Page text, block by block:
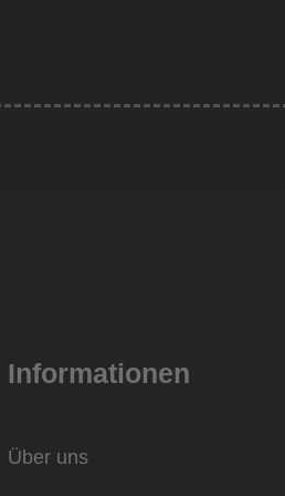
Informationen
Über uns